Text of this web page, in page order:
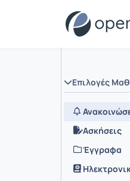
Επιλογές
Ασκήσεις
Έγγραφα